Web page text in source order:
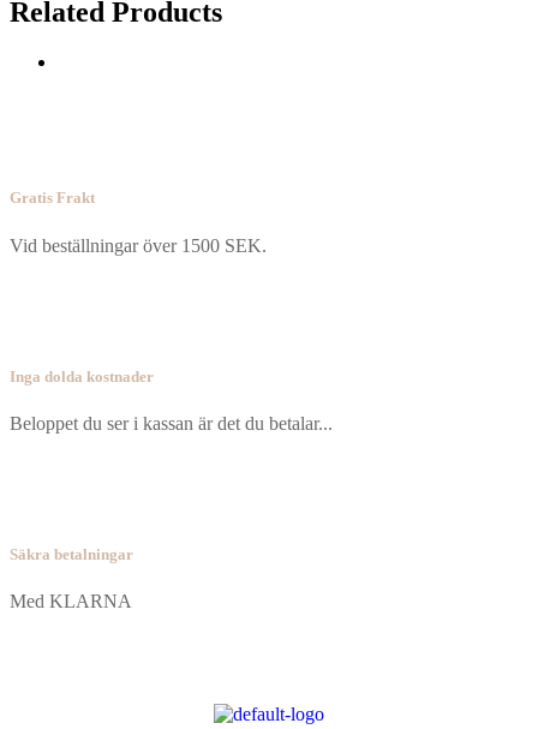
Related Products
Gratis Frakt
Vid beställningar över 1500 SEK.
Inga dolda kostnader
Beloppet du ser i kassan är det du betalar...
Säkra betalningar
Med KLARNA